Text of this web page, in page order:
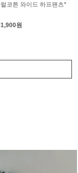
코튼 와이드 하프팬츠*
원